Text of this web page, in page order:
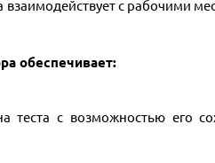
взаимодействует с рабочими
обеспечивает:
теста с возможностью его